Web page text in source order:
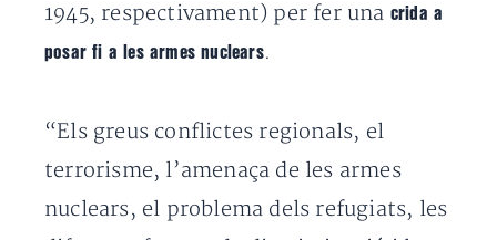
1945, respectivament) per fer una crida a
posar fi a les armes nuclears.
“Els greus conflictes regionals, el
terrorisme, l’amenaça de les armes
nuclears, el problema dels refugiats, les